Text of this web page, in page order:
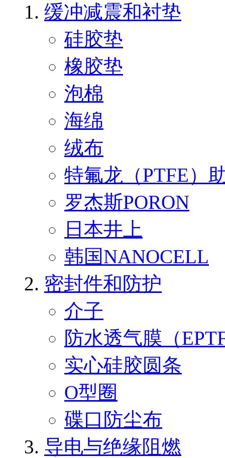
缓冲减震和衬垫
硅胶垫
橡胶垫
泡棉
海绵
绒布
特氟龙（PTFE）
罗杰斯PORON
日本井上
韩国NANOCELL
密封件和防护
介子
防水透气膜（
实心硅胶圆条
O型圈
碟口防尘布
导电与绝缘阻燃